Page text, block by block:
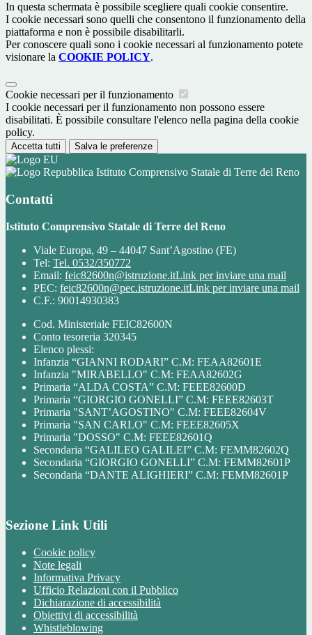
In questa schermata è possibile scegliere quali cookie consentire.
I cookie necessari sono quelli che consentono il funzionamento della
piattaforma e non è possibile disabilitarli.
Per conoscere quali sono i cookie necessari al funzionamento potete
visionare la COOKIE POLICY.
Cookie necessari per il funzionamento
I cookie necessari per il funzionamento non possono essere
disabilitati. È possibile consultare l'elenco nella pagina della cookie
policy.
Accetta tutti Salva le preferenze
Istituto Comprensivo Statale di Terre del Reno
Contatti
Istituto Comprensivo Statale di Terre del Reno
Viale Europa, 49 – 44047 Sant’Agostino (FE)
Tel: Tel. 0532/350772
Email: feic82600n@istruzione.itLink per inviare una mail
PEC: feic82600n@pec.istruzione.itLink per inviare una mail
C.F.: 90014930383
Cod. Ministeriale FEIC82600N
Conto tesoreria 320345
Elenco plessi:
Infanzia “GIANNI RODARI” C.M: FEAA82601E
Infanzia "MIRABELLO" C.M: FEAA82602G
Primaria “ALDA COSTA” C.M: FEEE82600D
Primaria “GIORGIO GONELLI” C.M: FEEE82603T
Primaria "SANT’AGOSTINO" C.M: FEEE82604V
Primaria "SAN CARLO" C.M: FEEE82605X
Primaria "DOSSO" C.M: FEEE82601Q
Secondaria “GALILEO GALILEI” C.M: FEMM82602Q
Secondaria “GIORGIO GONELLI” C.M: FEMM82601P
Secondaria “DANTE ALIGHIERI” C.M: FEMM82601P
Sezione Link Utili
Cookie policy
Note legali
Informativa Privacy
Ufficio Relazioni con il Pubblico
Dichiarazione di accessibilità
Obiettivi di accessibilità
Whistleblowing